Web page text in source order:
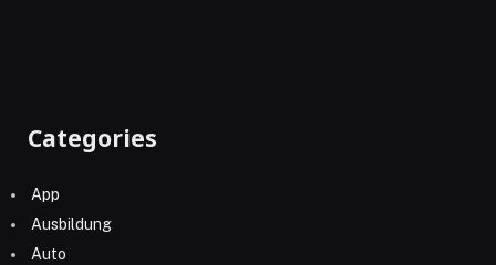
Categories
App
Ausbildung
Auto